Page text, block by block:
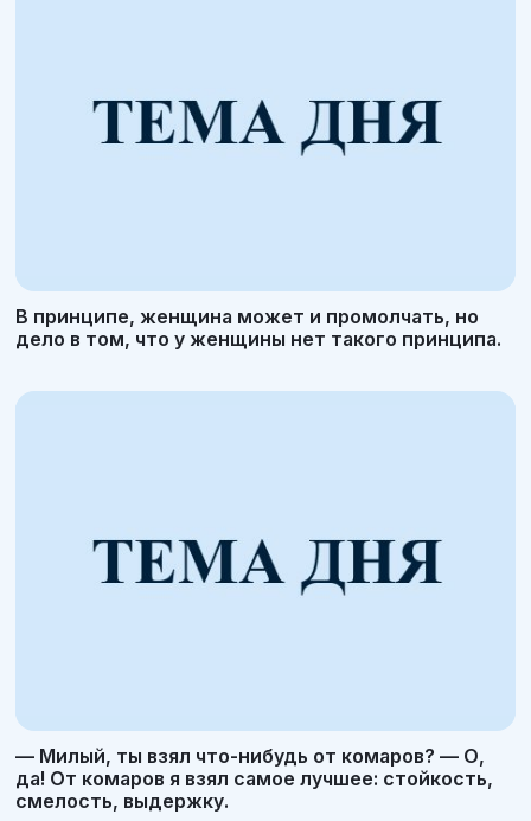
В принципе, женщина может и промолчать, но
дело в том, что у женщины нет такого принципа.
— Милый, ты взял что-нибудь от комаров? — О,
да! От комаров я взял самое лучшее: стойкость,
смелость, выдержку.